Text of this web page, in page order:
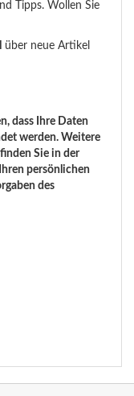
Tipps. Wollen Sie
über neue Artikel
dass Ihre Daten
werden. Weitere
Sie in der
persönlichen
des